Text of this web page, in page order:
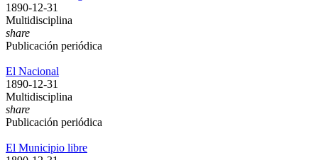
1890-12-31
Multidisciplina
share
Publicación periódica
El Nacional
1890-12-31
Multidisciplina
share
Publicación periódica
El Municipio libre